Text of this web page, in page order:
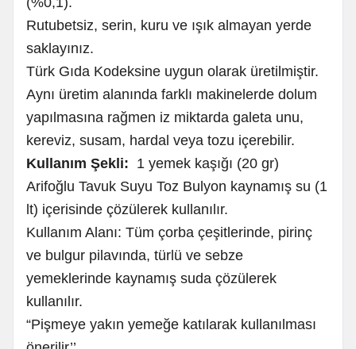
Rutubetsiz, serin, kuru ve ışık almayan yerde
saklayınız.
Türk Gıda Kodeksine uygun olarak üretilmiştir.
Aynı üretim alanında farklı makinelerde dolum
yapılmasına rağmen iz miktarda galeta unu,
kereviz, susam, hardal veya tozu içerebilir.
Kullanım Şekli: 1 yemek kaşığı (20 gr)
Arifoğlu Tavuk Suyu Toz Bulyon kaynamış su (1
lt) içerisinde çözülerek kullanılır.
Kullanım Alanı: Tüm çorba çeşitlerinde, pirinç
ve bulgur pilavında, türlü ve sebze
yemeklerinde kaynamış suda çözülerek
kullanılır.
“Pişmeye yakın yemeğe katılarak kullanılması